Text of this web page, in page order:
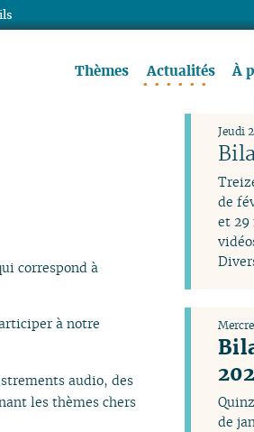
Thèmes Actualités À
correspond à
à notre
audio, des
les thèmes chers
Jeudi
de
et 29
de